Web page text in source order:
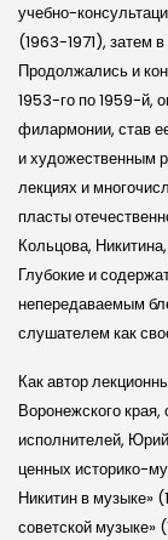
учебно-
(1963-1971), затем
Продолжались и
1953-го по 1959-й,
филармонии, став
и художественным
лекциях и
пласты
Кольцова,
Глубокие и
непередаваемым
слушателем как
Как автор
Воронежского края,
исполнителей,
ценных историко-
Никитин в музыке»
советской музыке»